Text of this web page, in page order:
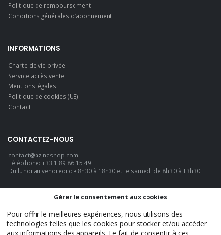
Politique de remboursement
Conditions générales d’abonnement
INFORMATIONS
Charte de vie privée
Service après vente
Mentions légales
Politique de cookies (UE)
Contact
CONTACTEZ-NOUS
contact@azinashop.com
Téléphone: +33 1 89 86 15 49
Du lundi au vendredi de 8h30 à 18h30 et le samedi de 8h30 à 13h30
Gérer le consentement aux cookies
Pour offrir le meilleures expériences, nous utilisons des
technologies telles que les cookies pour stocker et/ou accéder
aux informations des appareils. Le fait de consentir à ces